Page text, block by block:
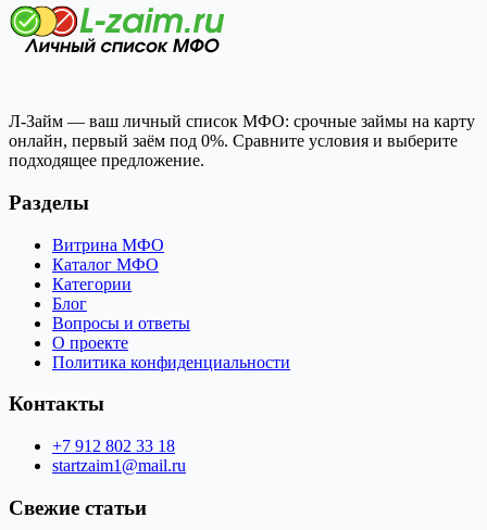
Л-Займ — ваш личный список МФО: срочные займы на карту
онлайн, первый заём под 0%. Сравните условия и выберите
подходящее предложение.
Разделы
Витрина МФО
Каталог МФО
Категории
Блог
Вопросы и ответы
О проекте
Политика конфиденциальности
Контакты
+7 912 802 33 18
startzaim1@mail.ru
Свежие статьи